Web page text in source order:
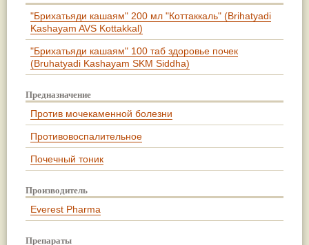
"Брихатьяди кашаям" 200 мл "Коттаккаль" (Brihatyadi
Kashayam AVS Kottakkal)
"Брихатьяди кашаям" 100 таб здоровье почек
(Bruhatyadi Kashayam SKM Siddha)
Предназначение
Против мочекаменной болезни
Противовоспалительное
Почечный тоник
Производитель
Everest Pharma
Препараты